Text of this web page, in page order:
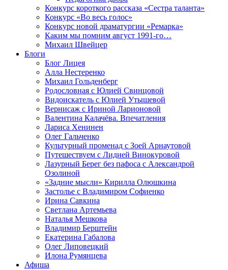
Конкурс короткого рассказа «Сестра таланта»
Конкурс «Во весь голос»
Конкурс новой драматургии «Ремарка»
Каким мы помним август 1991-го…
Михаил Швейцер
Блоги
Блог Лицея
Алла Нестеренко
Михаил Гольденберг
Родословная с Юлией Свинцовой
Видоискатель с Юлией Утышевой
Вернисаж с Ириной Ларионовой
Валентина Калачёва. Впечатления
Лариса Хенинен
Олег Гальченко
Культурный променад с Зоей Арнаутовой
Путешествуем с Лидией Винокуровой
Лазурный Берег без пафоса с Александрой
Озолиной
«Задние мысли» Кирилла Олюшкина
Застолье с Владимиром Софиенко
Ирина Савкина
Светлана Артемьева
Наталья Мешкова
Владимир Берштейн
Екатерина Габалова
Олег Липовецкий
Илона Румянцева
Афиша